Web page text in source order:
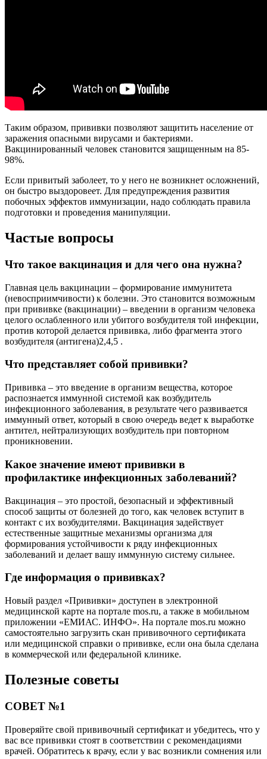
Таким образом, прививки позволяют защитить население от
заражения опасными вирусами и бактериями.
Вакцинированный человек становится защищенным на 85-
98%.
Если привитый заболеет, то у него не возникнет осложнений,
он быстро выздоровеет. Для предупреждения развития
побочных эффектов иммунизации, надо соблюдать правила
подготовки и проведения манипуляции.
Частые вопросы
Что такое вакцинация и для чего она нужна?
Главная цель вакцинации – формирование иммунитета
(невосприимчивости) к болезни. Это становится возможным
при прививке (вакцинации) – введении в организм человека
целого ослабленного или убитого возбудителя той инфекции,
против которой делается прививка, либо фрагмента этого
возбудителя (антигена)2,4,5 .
Что представляет собой прививки?
Прививка – это введение в организм вещества, которое
распознается иммунной системой как возбудитель
инфекционного заболевания, в результате чего развивается
иммунный ответ, который в свою очередь ведет к выработке
антител, нейтрализующих возбудитель при повторном
проникновении.
Какое значение имеют прививки в
профилактике инфекционных заболеваний?
Вакцинация – это простой, безопасный и эффективный
способ защиты от болезней до того, как человек вступит в
контакт с их возбудителями. Вакцинация задействует
естественные защитные механизмы организма для
формирования устойчивости к ряду инфекционных
заболеваний и делает вашу иммунную систему сильнее.
Где информация о прививках?
Новый раздел «Прививки» доступен в электронной
медицинской карте на портале mos.ru, а также в мобильном
приложении «ЕМИАС. ИНФО». На портале mos.ru можно
самостоятельно загрузить скан прививочного сертификата
или медицинской справки о прививке, если она была сделана
в коммерческой или федеральной клинике.
Полезные советы
СОВЕТ №1
Проверяйте свой прививочный сертификат и убедитесь, что у
вас все прививки стоят в соответствии с рекомендациями
врачей. Обратитесь к врачу, если у вас возникли сомнения или